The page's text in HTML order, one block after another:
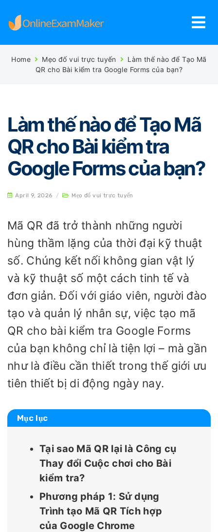
Home Mẹo đố vui trực tuyến
Làm thế nào để Tạo Mã
QR cho Bài kiểm tra Google Forms của bạn?
Làm thế nào để Tạo Mã
QR cho Bài kiểm tra
Google Forms của bạn?
April 9, 2026 / Mẹo đố vui trực tuyến
Mã QR đã trở thành những người
hùng thầm lặng của thời đại kỹ thuật
số. Chúng kết nối không gian vật lý
và kỹ thuật số một cách tinh tế và
đơn giản. Đối với giáo viên, người đào
tạo và quản lý nhân sự, việc tạo mã
QR cho bài kiểm tra Google Forms
của bạn không chỉ là tiện lợi – mà gần
như là điều cần thiết trong thế giới ưu
tiên thiết bị di động ngày nay.
Mục lục
Tại sao Mã QR lại là Công cụ
Thay đổi Cuộc chơi cho Bài
kiểm tra?
Phương pháp 1: Sử dụng
Trình tạo Mã QR Tích hợp
của Google Chrome